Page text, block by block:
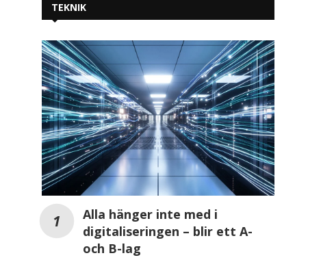
TEKNIK
Alla hänger inte med i
digitaliseringen – blir ett A-
och B-lag